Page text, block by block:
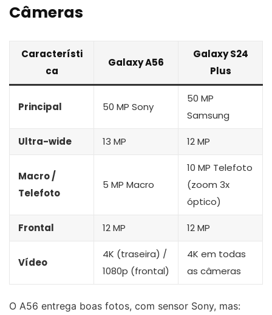
Câmeras
Característi
ca
Galaxy A56
Galaxy S24
Plus
Principal 50 MP Sony
50 MP
Samsung
Ultra-wide 13 MP 12 MP
Macro /
Telefoto
5 MP Macro
10 MP Telefoto
(zoom 3x
óptico)
Frontal 12 MP 12 MP
Vídeo
4K (traseira) /
1080p (frontal)
4K em todas
as câmeras
O A56 entrega boas fotos, com sensor Sony, mas: